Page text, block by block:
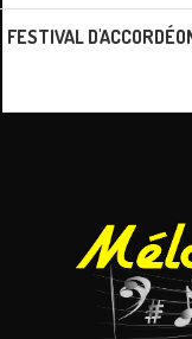
FESTIVAL